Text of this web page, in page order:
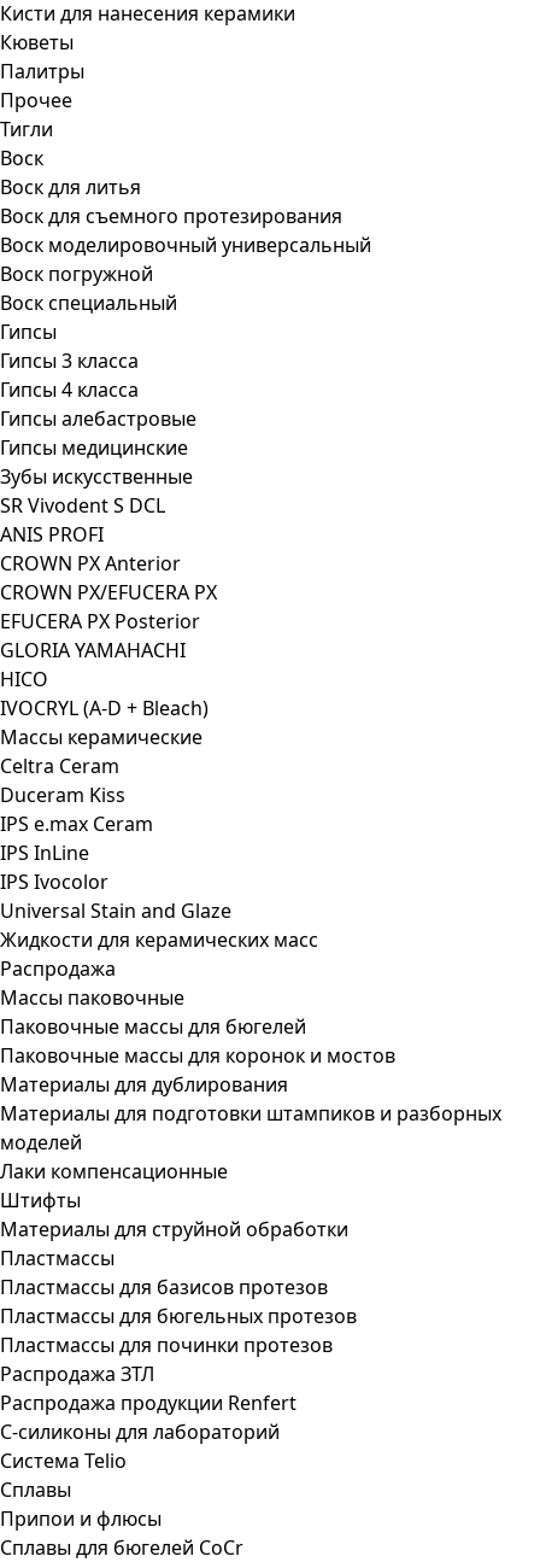
Кисти для нанесения керамики
Кюветы
Палитры
Прочее
Тигли
Воск
Воск для литья
Воск для съемного протезирования
Воск моделировочный универсальный
Воск погружной
Воск специальный
Гипсы
Гипсы 3 класса
Гипсы 4 класса
Гипсы алебастровые
Гипсы медицинские
Зубы искусственные
SR Vivodent S DCL
ANIS PROFI
CROWN PX Anterior
CROWN PX/EFUCERA PX
EFUCERA PX Posterior
GLORIA YAMAHACHI
HICO
IVOCRYL (A-D + Bleach)
Массы керамические
Celtra Ceram
Duceram Kiss
IPS e.max Ceram
IPS InLine
IPS Ivocolor
Universal Stain and Glaze
Жидкости для керамических масс
Распродажа
Массы паковочные
Паковочные массы для бюгелей
Паковочные массы для коронок и мостов
Материалы для дублирования
Материалы для подготовки штампиков и разборных
моделей
Лаки компенсационные
Штифты
Материалы для струйной обработки
Пластмассы
Пластмассы для базисов протезов
Пластмассы для бюгельных протезов
Пластмассы для починки протезов
Распродажа ЗТЛ
Распродажа продукции Renfert
С-силиконы для лабораторий
Система Telio
Сплавы
Припои и флюсы
Сплавы для бюгелей CoCr